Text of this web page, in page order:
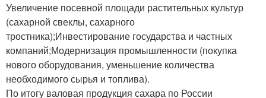
Увеличение посевной площади растительных культур
(сахарной свеклы, сахарного
тростника);Инвестирование государства и частных
компаний;Модернизация промышленности (покупка
нового оборудования, уменьшение количества
необходимого сырья и топлива).
По итогу валовая продукция сахара по России